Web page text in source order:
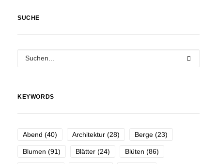
SUCHE
KEYWORDS
Abend (40) Architektur (28) Berge (23)
Blumen (91) Blätter (24) Blüten (86)